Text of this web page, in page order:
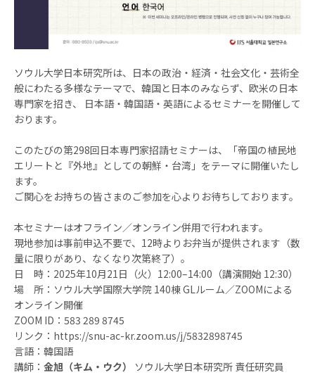
ソウル大学日本研究所は、日本の政治・経済・社会文化・芸術全
般にわたる多様なテーマで、韓国と日本のみならず、欧米の日本
専門家を招き、 日本語・韓国語・英語によるセミナーを開催して
おります。
このたびの第298回日本専門家招請セミナーは、「帝国の植民地
エリートと『外地』としての朝鮮・台湾」をテーマに開催いたし
ます。
ご関心をお持ちの皆さまのご参加を心よりお待ちしております。
本セミナーはオフライン／オンライン併用で行われます。
現地参加は事前申込不要で、12時よりお弁当が提供されます（数
量に限りがあり、なくなり次第終了）。
日 時：2025年10月21日（火）12:00–14:00（講演開始 12:30）
場 所：ソウル大学国際大学院 140棟 GLルーム／ZOOMによる
オンライン開催
ZOOM ID：583 289 8745
リンク：https://snu-ac-kr.zoom.us/j/5832898745
言語：韓国語
講師： 金旭（キム・ウク） ソウル大学日本研究所 責任研究員